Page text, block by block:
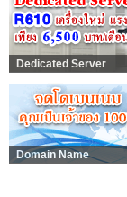
Dedicated Server
Domain Name